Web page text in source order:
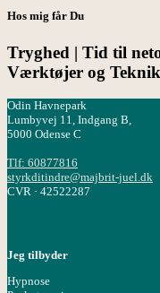
Hos mig får Du
Tryghed | Tid til
Værktøjer og
Odin Havnepark
Lumbyvej 11, Indgang B,
5000 Odense C
Tlf: 60877816
styrkditindre@majbrit-juel.dk
CVR · 42522287
Jeg tilbyder
Hypnose